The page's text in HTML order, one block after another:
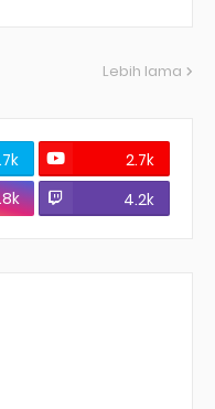
Lebih lama
2.7k
4.2k